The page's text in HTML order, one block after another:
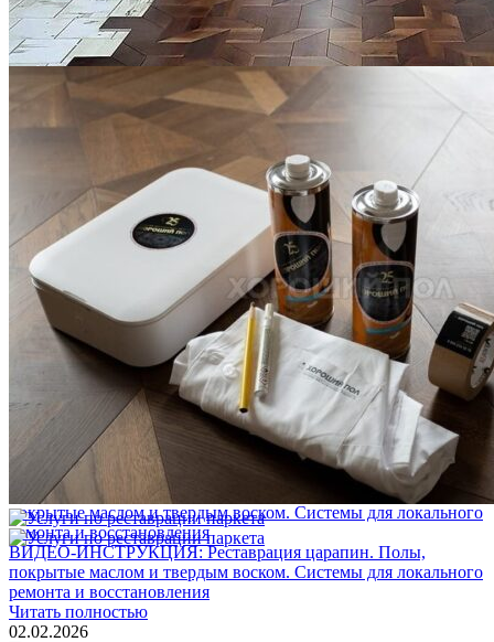
Укладка модульного паркета с финишным покрытием на
фанеру
3 600 ₽
Услуги по реставрации паркета
Блог
Интересные статьи о паркете Coswick
ВИДЕО-ИНСТРУКЦИЯ: Реставрация царапин. Полы,
покрытые маслом и твердым воском. Системы для локального
ремонта и восстановления
Читать полностью
02.02.2026